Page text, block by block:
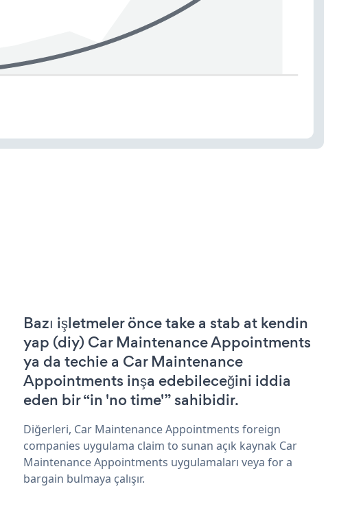
Bazı işletmeler önce take a stab at kendin
yap (diy) Car Maintenance Appointments
ya da techie a Car Maintenance
Appointments inşa edebileceğini iddia
eden bir “in 'no time'” sahibidir.
Diğerleri, Car Maintenance Appointments foreign
companies uygulama claim to sunan açık kaynak Car
Maintenance Appointments uygulamaları veya for a
bargain bulmaya çalışır.